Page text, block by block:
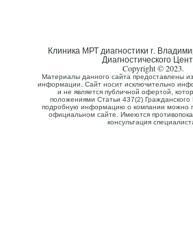
Клиника МРТ диагностики г.
Диагностического
Copyright © 2023.
Материалы данного сайта предоставлены
информации. Сайт носит исключительно
и не является публичной офертой,
положениями Статьи 437(2)
подробную информацию о компании можно
официальном сайте. Имеются
консультация